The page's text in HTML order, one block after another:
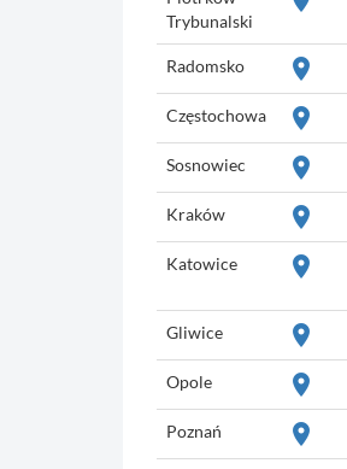
Trybunalski
Radomsko place
Częstochowa place
Sosnowiec place
Kraków place
Katowice place
Gliwice place
Opole place
Poznań place